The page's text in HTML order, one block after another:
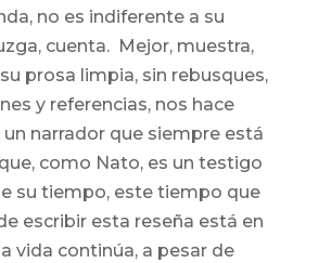
no es indiferente a su
cuenta. Mejor, muestra,
prosa limpia, sin rebusques,
y referencias, nos hace
narrador que siempre está
como Nato, es un testigo
su tiempo, este tiempo que
escribir esta reseña está en
vida continúa, a pesar de